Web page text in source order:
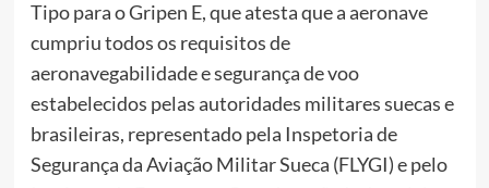
Tipo para o Gripen E, que atesta que a aeronave
cumpriu todos os requisitos de
aeronavegabilidade e segurança de voo
estabelecidos pelas autoridades militares suecas e
brasileiras, representado pela Inspetoria de
Segurança da Aviação Militar Sueca (FLYGI) e pelo